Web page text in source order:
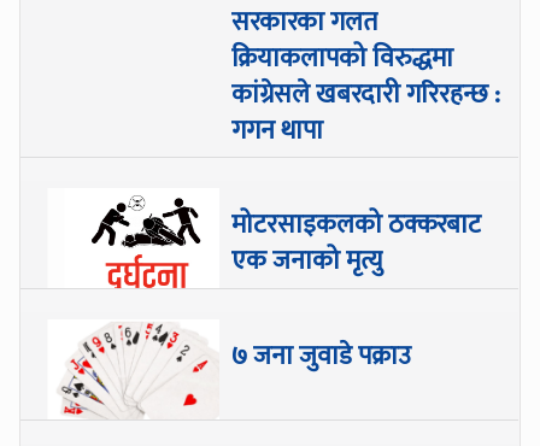
सरकारका गलत
क्रियाकलापको विरुद्धमा
कांग्रेसले खबरदारी गरिरहन्छ :
गगन थापा
मोटरसाइकलको ठक्करबाट
एक जनाको मृत्यु
७ जना जुवाडे पक्राउ